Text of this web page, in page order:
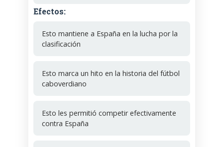
Efectos:
Esto mantiene a España en la lucha por la
clasificación
Esto marca un hito en la historia del fútbol
caboverdiano
Esto les permitió competir efectivamente
contra España